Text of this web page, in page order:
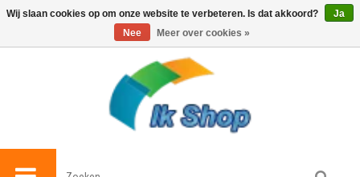
0
Wij slaan cookies op om onze website te verbeteren. Is dat akkoord?
Ja
Nee
Meer over cookies »